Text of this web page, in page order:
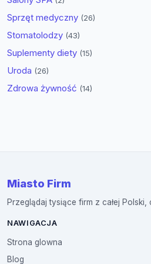
Sprzęt medyczny (26)
Stomatolodzy (43)
Suplementy diety (15)
Uroda (26)
Zdrowa żywność (14)
Miasto Firm
Przeglądaj tysiące firm z całej
NAWIGACJA
Strona glowna
Blog